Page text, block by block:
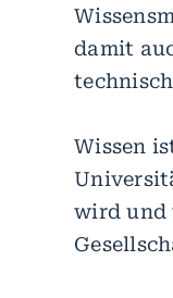
damit
Wissen
wird und